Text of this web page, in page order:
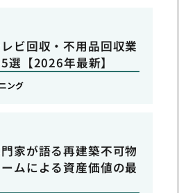
ビ回収・不用品回収業
選【2026年最新】
ング
家が語る再建築不可物
ムによる資産価値の最